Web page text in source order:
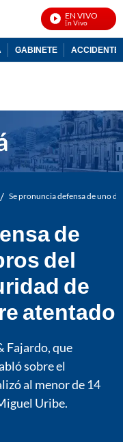
EN VIVO
GABINETE ACCIDENTE
/ Se pronuncia defensa de uno
de
del
de
atentado
Fajardo, que
sobre el
al menor de 14
Uribe.